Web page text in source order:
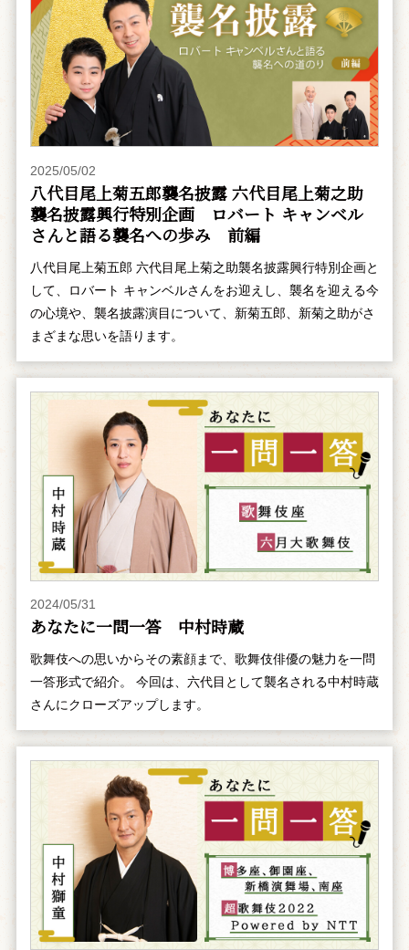
2025/05/02
八代目尾上菊五郎襲名披露 六代目尾上菊之助
襲名披露興行特別企画 ――ロバート キャンベル
さんと語る襲名への歩み 前編
八代目尾上菊五郎 六代目尾上菊之助襲名披露興行特別企画と
して、ロバート キャンベルさんをお迎えし、襲名を迎える今
の心境や、襲名披露演目について、新菊五郎、新菊之助がさ
まざまな思いを語ります。
2024/05/31
あなたに一問一答 中村時蔵
歌舞伎への思いからその素顔まで、歌舞伎俳優の魅力を一問
一答形式で紹介。 今回は、六代目として襲名される中村時蔵
さんにクローズアップします。